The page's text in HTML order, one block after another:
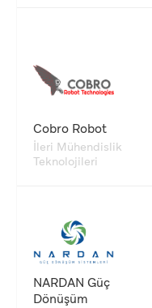
Cobro Robot
İleri Mühendislik
Teknolojileri
NARDAN Güç
Dönüşüm